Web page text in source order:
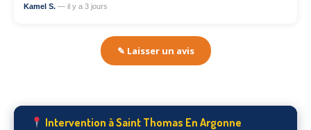
Kamel S. — il y a 3 jours
✎ Laisser un avis
Intervention à Saint Thomas En Argonne